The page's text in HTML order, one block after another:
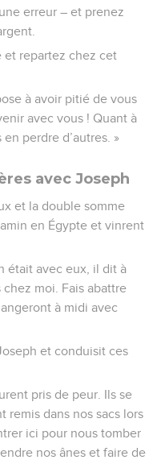
erreur – et prenez
et repartez chez cet
à avoir pitié de vous
avec vous ! Quant à
perdre d’autres. »
avec Joseph
et la double somme
en Égypte et vinrent
était avec eux, il dit à
moi. Fais abattre
à midi avec
et conduisit ces
pris de peur. Ils se
remis dans nos sacs lors
ici pour nous tomber
nos ânes et faire de